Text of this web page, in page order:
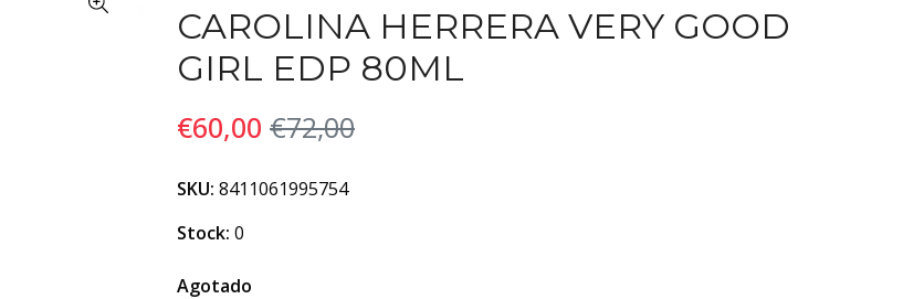
CAROLINA HERRERA VERY GOOD
GIRL EDP 80ML
€60,00 €72,00
SKU: 8411061995754
Stock: 0
Agotado